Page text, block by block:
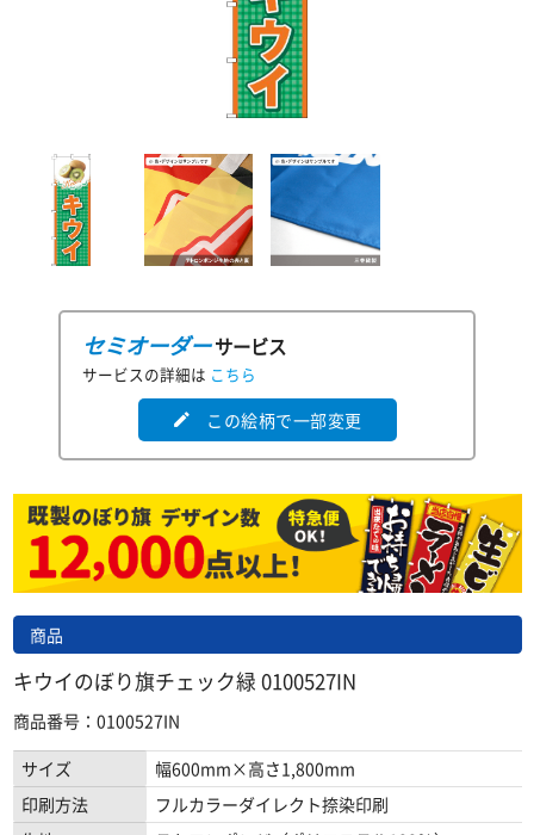
セミオーダーサービス
サービスの詳細は こちら
edit この絵柄で一部変更
商品
キウイのぼり旗チェック緑 0100527IN
商品番号：0100527IN
サイズ
幅600mm×高さ1,800mm
印刷方法
フルカラーダイレクト捺染印刷